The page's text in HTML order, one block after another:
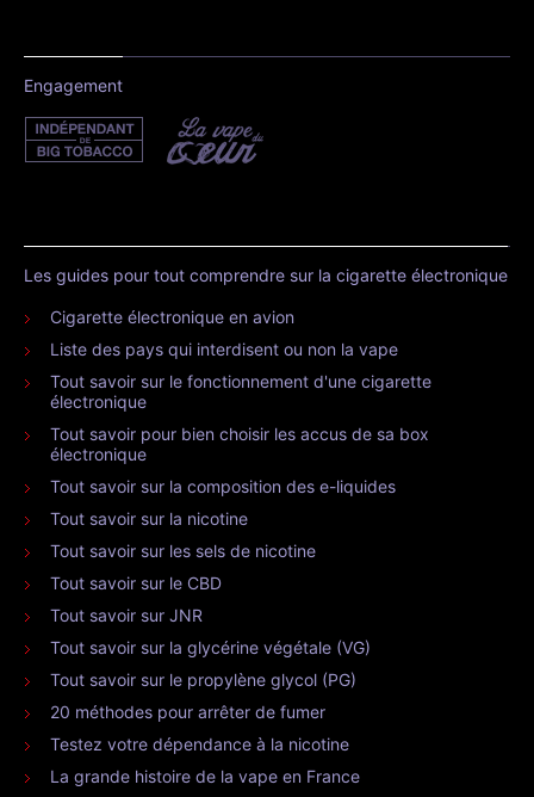
Engagement
Les guides pour tout comprendre sur la cigarette électronique
Cigarette électronique en avion
Liste des pays qui interdisent ou non la vape
Tout savoir sur le fonctionnement d'une cigarette
électronique
Tout savoir pour bien choisir les accus de sa box
électronique
Tout savoir sur la composition des e-liquides
Tout savoir sur la nicotine
Tout savoir sur les sels de nicotine
Tout savoir sur le CBD
Tout savoir sur JNR
Tout savoir sur la glycérine végétale (VG)
Tout savoir sur le propylène glycol (PG)
20 méthodes pour arrêter de fumer
Testez votre dépendance à la nicotine
La grande histoire de la vape en France